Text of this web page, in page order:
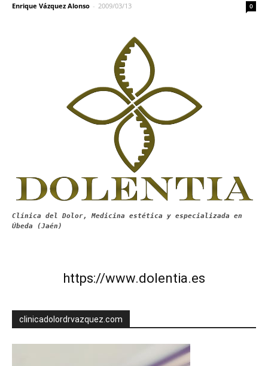
Enrique Vázquez Alonso - 2009/03/13 0
Clínica del Dolor, Medicina estética y especializada en
Úbeda (Jaén)
https://www.dolentia.es
clinicadolordrvazquez.com